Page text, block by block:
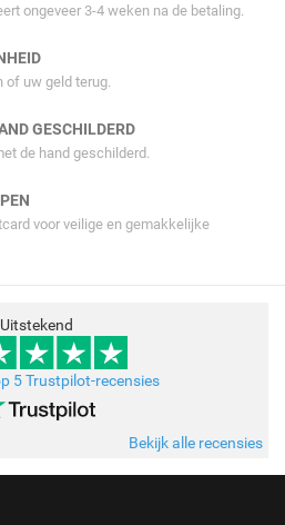
ongeveer 3-4 weken na de betaling.
of uw geld terug.
GESCHILDERD
de hand geschilderd.
voor veilige en gemakkelijke
Uitstekend
5 Trustpilot-recensies
Bekijk alle recensies